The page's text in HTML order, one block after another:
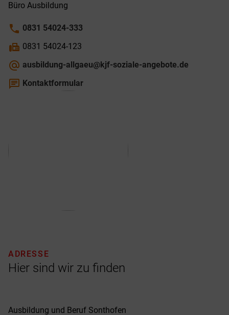
Büro Ausbildung
phone 0831 54024-333
fax 0831 54024-123
alternate_email ausbildung-allgaeu@kjf-soziale-angebote.de
chat Kontaktformular
Hier sind wir zu finden
ADRESSE
Ausbildung und Beruf Sonthofen